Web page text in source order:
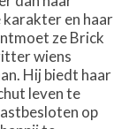
en haar
ze Brick
wiens
Hij biedt haar
leven te
op